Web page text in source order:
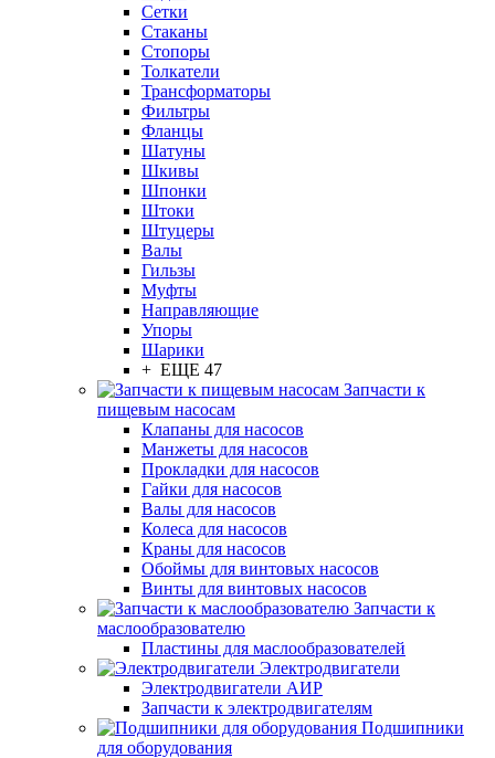
Сетки
Стаканы
Стопоры
Толкатели
Трансформаторы
Фильтры
Фланцы
Шатуны
Шкивы
Шпонки
Штоки
Штуцеры
Валы
Гильзы
Муфты
Направляющие
Упоры
Шарики
+ ЕЩЕ 47
Запчасти к
пищевым насосам
Клапаны для насосов
Манжеты для насосов
Прокладки для насосов
Гайки для насосов
Валы для насосов
Колеса для насосов
Краны для насосов
Обоймы для винтовых насосов
Винты для винтовых насосов
Запчасти к
маслообразователю
Пластины для маслообразователей
Электродвигатели
Электродвигатели АИР
Запчасти к электродвигателям
Подшипники
для оборудования